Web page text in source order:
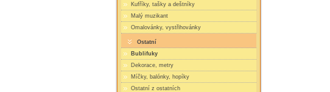
Kufříky, tašky a deštníky
Malý muzikant
Omalovánky, vystřihovánky
Ostatní
Bublifuky
Dekorace, metry
Míčky, balónky, hopíky
Ostatní z ostatních